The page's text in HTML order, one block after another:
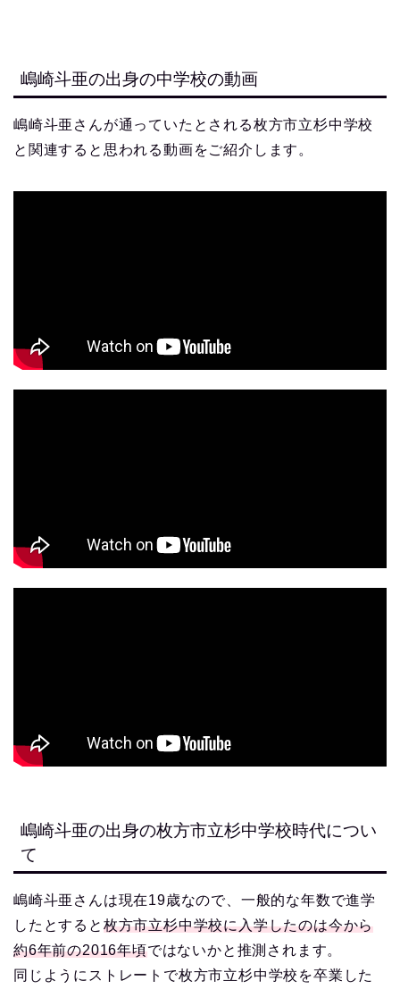
嶋崎斗亜の出身の中学校の動画
嶋崎斗亜さんが通っていたとされる枚方市立杉中学校
と関連すると思われる動画をご紹介します。
嶋崎斗亜の出身の枚方市立杉中学校時代につい
て
嶋崎斗亜さんは現在19歳なので、一般的な年数で進学
したとすると 枚方市立杉中学校に入学したのは今から
約6年前の2016年頃ではないかと推測されます。
同じようにストレートで枚方市立杉中学校を卒業した